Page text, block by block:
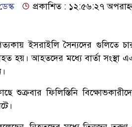
প্রকাশিত : ১২:৫৬:২৭
ইসরাইলি সৈন্যদের গুলিতে
হয়। আহতদের মধ্যে বার্তা সংস্থা
শুক্রবার ফিলিস্তিনি